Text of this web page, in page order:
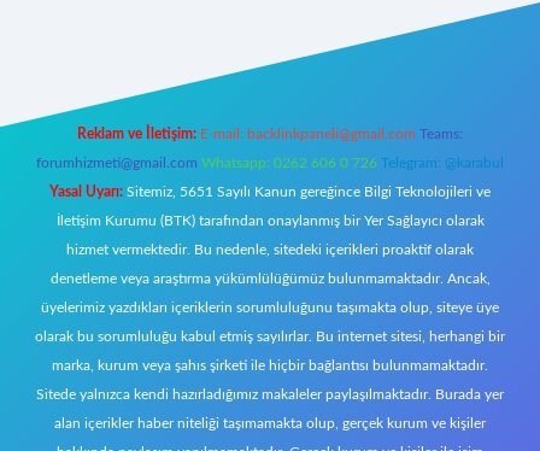
Reklam ve İletişim: E-mail: backlinkpaneli@gmail.com Teams:
forumhizmeti@gmail.com Whatsapp: 0262 606 0 726 Telegram: @karabul
Yasal Uyarı: Sitemiz, 5651 Sayılı Kanun gereğince Bilgi Teknolojileri ve
İletişim Kurumu (BTK) tarafından onaylanmış bir Yer Sağlayıcı olarak
hizmet vermektedir. Bu nedenle, sitedeki içerikleri proaktif olarak
denetleme veya araştırma yükümlülüğümüz bulunmamaktadır. Ancak,
üyelerimiz yazdıkları içeriklerin sorumluluğunu taşımakta olup, siteye üye
olarak bu sorumluluğu kabul etmiş sayılırlar. Bu internet sitesi, herhangi bir
marka, kurum veya şahıs şirketi ile hiçbir bağlantısı bulunmamaktadır.
Sitede yalnızca kendi hazırladığımız makaleler paylaşılmaktadır. Burada yer
alan içerikler haber niteliği taşımamakta olup, gerçek kurum ve kişiler